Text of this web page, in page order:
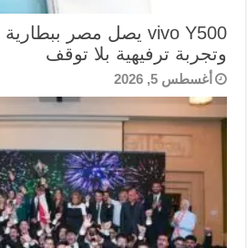
وتجربة ترفيهية بلا توقف
أغسطس 5, 2026